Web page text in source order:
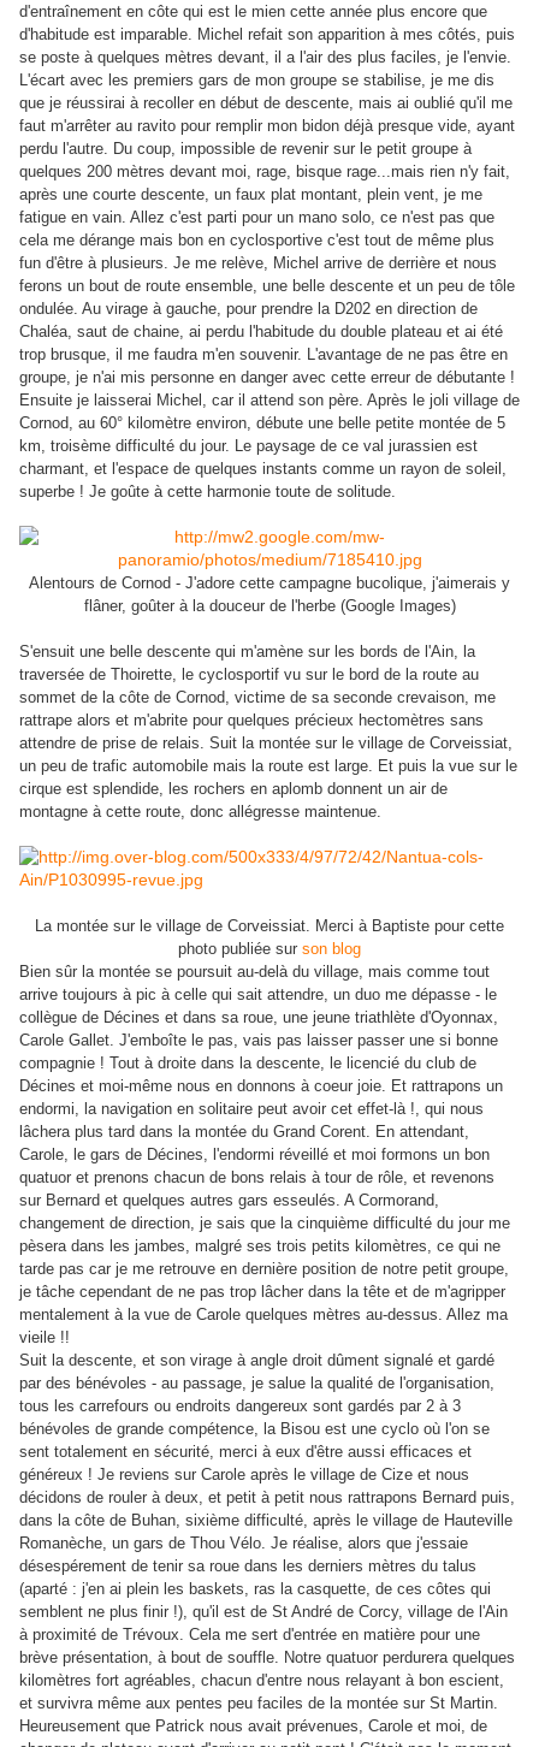
d'entraînement en côte qui est le mien cette année plus encore que
d'habitude est imparable. Michel refait son apparition à mes côtés, puis
se poste à quelques mètres devant, il a l'air des plus faciles, je l'envie.
L'écart avec les premiers gars de mon groupe se stabilise, je me dis
que je réussirai à recoller en début de descente, mais ai oublié qu'il me
faut m'arrêter au ravito pour remplir mon bidon déjà presque vide, ayant
perdu l'autre. Du coup, impossible de revenir sur le petit groupe à
quelques 200 mètres devant moi, rage, bisque rage...mais rien n'y fait,
après une courte descente, un faux plat montant, plein vent, je me
fatigue en vain. Allez c'est parti pour un mano solo, ce n'est pas que
cela me dérange mais bon en cyclosportive c'est tout de même plus
fun d'être à plusieurs. Je me relève, Michel arrive de derrière et nous
ferons un bout de route ensemble, une belle descente et un peu de tôle
ondulée. Au virage à gauche, pour prendre la D202 en direction de
Chaléa, saut de chaine, ai perdu l'habitude du double plateau et ai été
trop brusque, il me faudra m'en souvenir. L'avantage de ne pas être en
groupe, je n'ai mis personne en danger avec cette erreur de débutante !
Ensuite je laisserai Michel, car il attend son père. Après le joli village de
Cornod, au 60° kilomètre environ, débute une belle petite montée de 5
km, troisème difficulté du jour. Le paysage de ce val jurassien est
charmant, et l'espace de quelques instants comme un rayon de soleil,
superbe ! Je goûte à cette harmonie toute de solitude.
Alentours de Cornod - J'adore cette campagne bucolique, j'aimerais y
flâner, goûter à la douceur de l'herbe (Google Images)
S'ensuit une belle descente qui m'amène sur les bords de l'Ain, la
traversée de Thoirette, le cyclosportif vu sur le bord de la route au
sommet de la côte de Cornod, victime de sa seconde crevaison, me
rattrape alors et m'abrite pour quelques précieux hectomètres sans
attendre de prise de relais. Suit la montée sur le village de Corveissiat,
un peu de trafic automobile mais la route est large. Et puis la vue sur le
cirque est splendide, les rochers en aplomb donnent un air de
montagne à cette route, donc allégresse maintenue.
La montée sur le village de Corveissiat. Merci à Baptiste pour cette
photo publiée sur son blog
Bien sûr la montée se poursuit au-delà du village, mais comme tout
arrive toujours à pic à celle qui sait attendre, un duo me dépasse - le
collègue de Décines et dans sa roue, une jeune triathlète d'Oyonnax,
Carole Gallet. J'emboîte le pas, vais pas laisser passer une si bonne
compagnie ! Tout à droite dans la descente, le licencié du club de
Décines et moi-même nous en donnons à coeur joie. Et rattrapons un
endormi, la navigation en solitaire peut avoir cet effet-là !, qui nous
lâchera plus tard dans la montée du Grand Corent. En attendant,
Carole, le gars de Décines, l'endormi réveillé et moi formons un bon
quatuor et prenons chacun de bons relais à tour de rôle, et revenons
sur Bernard et quelques autres gars esseulés. A Cormorand,
changement de direction, je sais que la cinquième difficulté du jour me
pèsera dans les jambes, malgré ses trois petits kilomètres, ce qui ne
tarde pas car je me retrouve en dernière position de notre petit groupe,
je tâche cependant de ne pas trop lâcher dans la tête et de m'agripper
mentalement à la vue de Carole quelques mètres au-dessus. Allez ma
vieile !!
Suit la descente, et son virage à angle droit dûment signalé et gardé
par des bénévoles - au passage, je salue la qualité de l'organisation,
tous les carrefours ou endroits dangereux sont gardés par 2 à 3
bénévoles de grande compétence, la Bisou est une cyclo où l'on se
sent totalement en sécurité, merci à eux d'être aussi efficaces et
généreux ! Je reviens sur Carole après le village de Cize et nous
décidons de rouler à deux, et petit à petit nous rattrapons Bernard puis,
dans la côte de Buhan, sixième difficulté, après le village de Hauteville
Romanèche, un gars de Thou Vélo. Je réalise, alors que j'essaie
désespérement de tenir sa roue dans les derniers mètres du talus
(aparté : j'en ai plein les baskets, ras la casquette, de ces côtes qui
semblent ne plus finir !), qu'il est de St André de Corcy, village de l'Ain
à proximité de Trévoux. Cela me sert d'entrée en matière pour une
brève présentation, à bout de souffle. Notre quatuor perdurera quelques
kilomètres fort agréables, chacun d'entre nous relayant à bon escient,
et survivra même aux pentes peu faciles de la montée sur St Martin.
Heureusement que Patrick nous avait prévenues, Carole et moi, de